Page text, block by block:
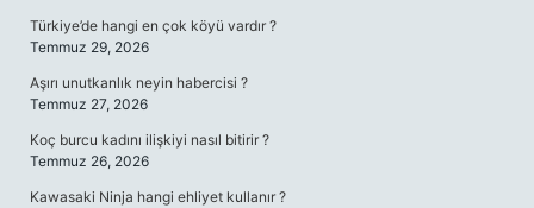
Türkiye’de hangi en çok köyü vardır ?
Temmuz 29, 2026
Aşırı unutkanlık neyin habercisi ?
Temmuz 27, 2026
Koç burcu kadını ilişkiyi nasıl bitirir ?
Temmuz 26, 2026
Kawasaki Ninja hangi ehliyet kullanır ?